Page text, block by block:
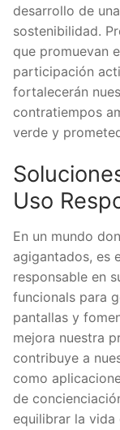
desarrollo de
sostenibilidad.
que promuevan
participación
fortalecerán
contratiempos
verde y
Uso
En un mundo
agigantados, es
responsable en
funcionals para
pantallas y
mejora nuestra
contribuye a
como
de
equilibrar la